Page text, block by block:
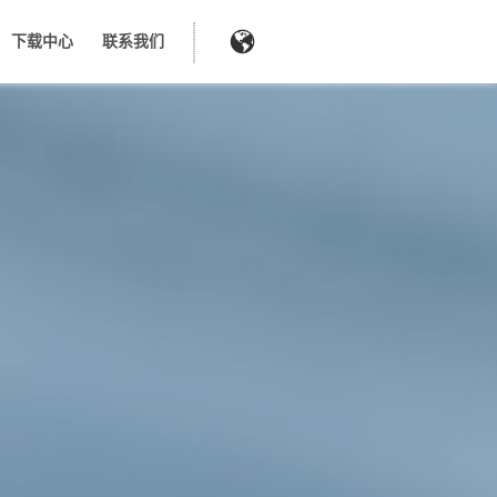
下载中心 联系我们